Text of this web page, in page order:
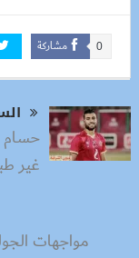
مشاركة 0
حسام
غير
مواجهات